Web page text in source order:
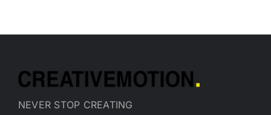
NEVER STOP CREATING